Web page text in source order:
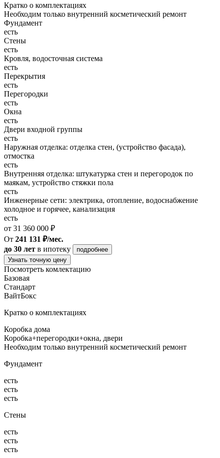
Кратко о комплектациях
Необходим только внутренний косметический ремонт
Фундамент
есть
Стены
есть
Кровля, водосточная система
есть
Перекрытия
есть
Перегородки
есть
Окна
есть
Двери входной группы
есть
Наружная отделка: отделка стен, (устройство фасада),
отмостка
есть
Внутренняя отделка: штукатурка стен и перегородок по
маякам, устройство стяжки пола
есть
Инженерные сети: электрика, отопление, водоснабжение
холодное и горячее, канализация
есть
от 31 360 000 ₽
От 241 131 ₽/мес.
до 30 лет в ипотеку
подробнее
Узнать точную цену
Посмотреть комлектацию
Базовая
Стандарт
ВайтБокс
Кратко о комплектациях
Коробка дома
Коробка+перегородки+окна, двери
Необходим только внутренний косметический ремонт
Фундамент
есть
есть
есть
Стены
есть
есть
есть